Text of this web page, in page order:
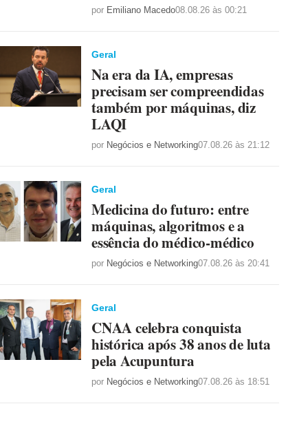
por Emiliano Macedo08.08.26 às 00:21
Geral
Na era da IA, empresas
precisam ser compreendidas
também por máquinas, diz
LAQI
por Negócios e Networking07.08.26 às 21:12
Geral
Medicina do futuro: entre
máquinas, algoritmos e a
essência do médico-médico
por Negócios e Networking07.08.26 às 20:41
Geral
CNAA celebra conquista
histórica após 38 anos de luta
pela Acupuntura
por Negócios e Networking07.08.26 às 18:51